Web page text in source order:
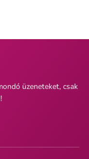
üzeneteket, csak